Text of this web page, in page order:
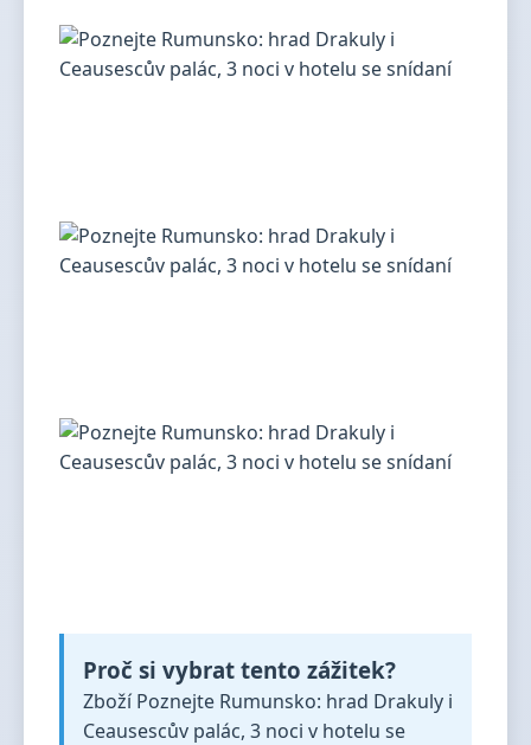
Proč si vybrat tento zážitek?
Zboží Poznejte Rumunsko: hrad Drakuly i
Ceausescův palác, 3 noci v hotelu se